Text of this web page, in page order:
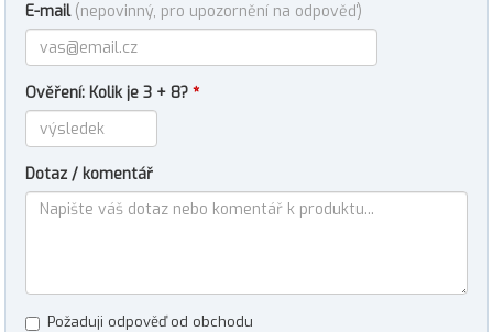
E-mail (nepovinný, pro upozornění na odpověď)
Ověření: Kolik je 3 + 8? *
Dotaz / komentář
Požaduji odpověď od obchodu